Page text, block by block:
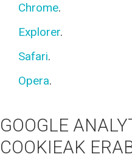
Chrome.
Explorer.
Safari.
Opera.
GOOGLE
COOKIEAK